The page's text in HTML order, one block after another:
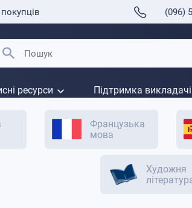
(096)
ресурси Підтримка
Французька
мова
Художня